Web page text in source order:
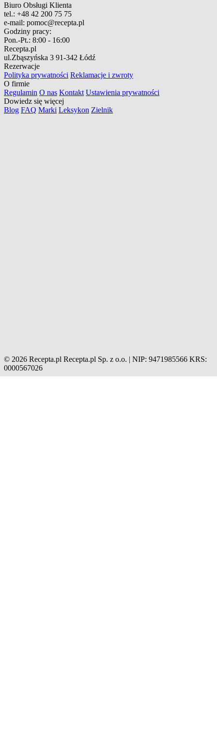
Biuro Obsługi Klienta
tel.: +48 42 200 75 75
e-mail: pomoc@recepta.pl
Godziny pracy:
Pon.-Pt.: 8:00 - 16:00
Recepta.pl
ul.Zbąszyńska 3 91-342 Łódź
Rezerwacje
Polityka prywatności Reklamacje i zwroty
O firmie
Regulamin O nas Kontakt Ustawienia prywatności
Dowiedz się więcej
Blog FAQ Marki Leksykon Zielnik
© 2026 Recepta.pl Recepta.pl Sp. z o.o. | NIP: 9471985566 KRS:
0000567026